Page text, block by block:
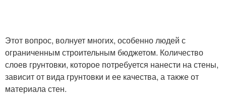
Этот вопрос, волнует многих, особенно людей с
ограниченным строительным бюджетом. Количество
слоев грунтовки, которое потребуется нанести на стены,
зависит от вида грунтовки и ее качества, а также от
материала стен.